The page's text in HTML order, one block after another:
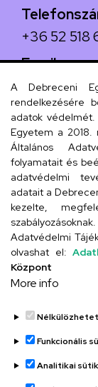
+36 52 518
Email
Cím
4024
UD
A Debreceni
rendelkezésére
adatok
Egyetem a 2018.
Általános
folyamatait és
adatvédelmi
adatait a
kezelte,
Adatvédelmi
olvashat el:
Központ
More info
Funkcionális
Analitikai sütik